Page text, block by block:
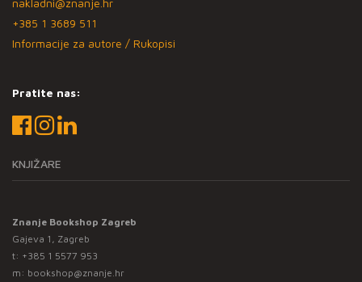
+385 1 3689 511
Informacije za autore / Rukopisi
Pratite nas:
KNJIŽARE
Znanje Bookshop Zagreb
Gajeva 1, Zagreb
t: +385 1 5577 953
m: bookshop@znanje.hr